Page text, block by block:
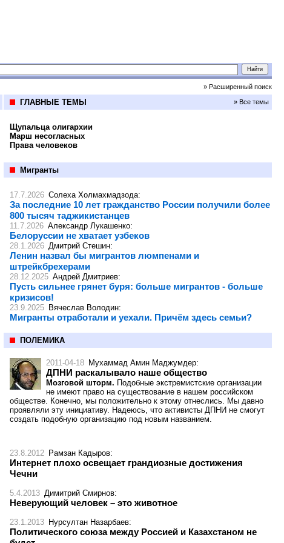
» Расширенный поиск
ГЛАВНЫЕ ТЕМЫ » Все темы
Щупальца олигархии
Марш несогласных
Права человеков
Мигранты
17.7.2026 Солеха Холмахмадзода:
За последние 10 лет гражданство России получили более
800 тысяч таджикистанцев
11.7.2026 Александр Лукашенко:
Белоруссии не хватает узбеков
28.1.2026 Дмитрий Стешин:
Ленин назвал бы мигрантов люмпенами и
штрейкбрехерами
28.12.2025 Андрей Дмитриев:
Пусть сильнее грянет буря: больше мигрантов - больше
кризисов!
23.9.2025 Вячеслав Володин:
Мигранты отработали и уехали. Причём здесь семьи?
ПОЛЕМИКА
2011-04-18 Мухаммад Амин Маджумдер:
ДПНИ раскалывало наше общество
Мозговой шторм. Подобные экстремистские организации
не имеют право на существование в нашем российском
обществе. Конечно, мы положительно к этому отнеслись. Мы давно
проявляли эту инициативу. Надеюсь, что активисты ДПНИ не смогут
создать подобную организацию под новым названием.
23.8.2012 Рамзан Кадыров:
Интернет плохо освещает грандиозные достижения
Чечни
5.4.2013 Димитрий Смирнов:
Неверующий человек – это животное
23.1.2013 Нурсултан Назарбаев:
Политического союза между Россией и Казахстаном не